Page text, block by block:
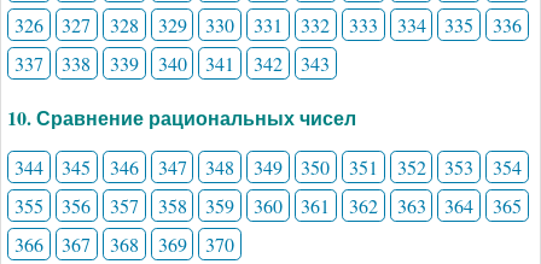
326
327 328 329 330 331 332 333 334 335
336
337
338 339 340 341 342 343
10. Сравнение рациональных чисел
344 345 346 347 348 349 350 351 352 353
354
355
356 357 358 359 360 361 362 363 364
365
366
367 368 369 370